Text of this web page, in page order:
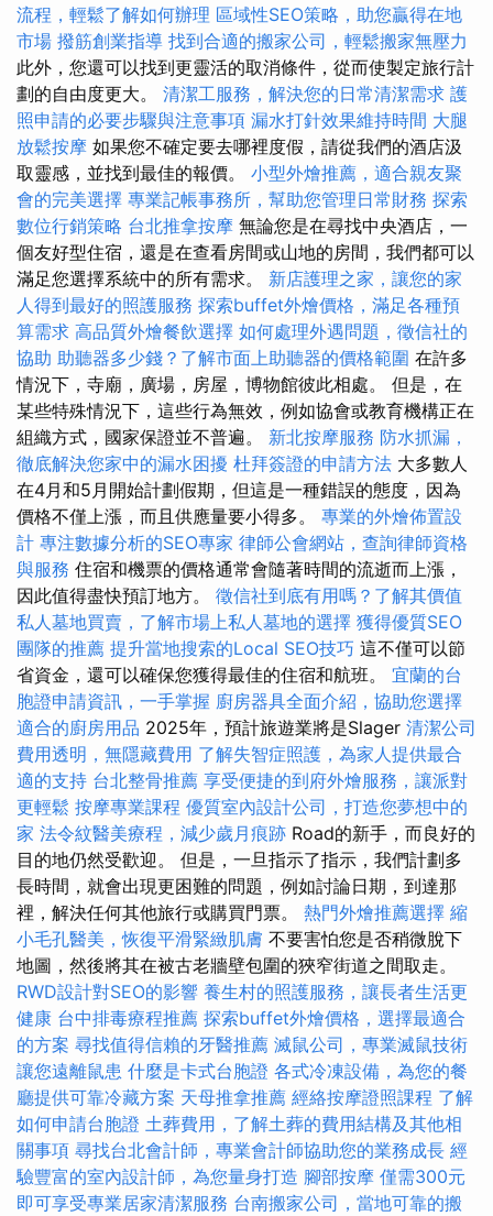
流程，輕鬆了解如何辦理 區域性SEO策略，助您贏得在地
市場 撥筋創業指導 找到合適的搬家公司，輕鬆搬家無壓力
此外，您還可以找到更靈活的取消條件，從而使製定旅行計
劃的自由度更大。 清潔工服務，解決您的日常清潔需求 護
照申請的必要步驟與注意事項 漏水打針效果維持時間 大腿
放鬆按摩 如果您不確定要去哪裡度假，請從我們的酒店汲
取靈感，並找到最佳的報價。 小型外燴推薦，適合親友聚
會的完美選擇 專業記帳事務所，幫助您管理日常財務 探索
數位行銷策略 台北推拿按摩 無論您是在尋找中央酒店，一
個友好型住宿，還是在查看房間或山地的房間，我們都可以
滿足您選擇系統中的所有需求。 新店護理之家，讓您的家
人得到最好的照護服務 探索buffet外燴價格，滿足各種預
算需求 高品質外燴餐飲選擇 如何處理外遇問題，徵信社的
協助 助聽器多少錢？了解市面上助聽器的價格範圍 在許多
情況下，寺廟，廣場，房屋，博物館彼此相處。 但是，在
某些特殊情況下，這些行為無效，例如協會或教育機構正在
組織方式，國家保證並不普遍。 新北按摩服務 防水抓漏，
徹底解決您家中的漏水困擾 杜拜簽證的申請方法 大多數人
在4月和5月開始計劃假期，但這是一種錯誤的態度，因為
價格不僅上漲，而且供應量要小得多。 專業的外燴佈置設
計 專注數據分析的SEO專家 律師公會網站，查詢律師資格
與服務 住宿和機票的價格通常會隨著時間的流逝而上漲，
因此值得盡快預訂地方。 徵信社到底有用嗎？了解其價值
私人墓地買賣，了解市場上私人墓地的選擇 獲得優質SEO
團隊的推薦 提升當地搜索的Local SEO技巧 這不僅可以節
省資金，還可以確保您獲得最佳的住宿和航班。 宜蘭的台
胞證申請資訊，一手掌握 廚房器具全面介紹，協助您選擇
適合的廚房用品 2025年，預計旅遊業將是Slager 清潔公司
費用透明，無隱藏費用 了解失智症照護，為家人提供最合
適的支持 台北整骨推薦 享受便捷的到府外燴服務，讓派對
更輕鬆 按摩專業課程 優質室內設計公司，打造您夢想中的
家 法令紋醫美療程，減少歲月痕跡 Road的新手，而良好的
目的地仍然受歡迎。 但是，一旦指示了指示，我們計劃多
長時間，就會出現更困難的問題，例如討論日期，到達那
裡，解決任何其他旅行或購買門票。 熱門外燴推薦選擇 縮
小毛孔醫美，恢復平滑緊緻肌膚 不要害怕您是否稍微脫下
地圖，然後將其在被古老牆壁包圍的狹窄街道之間取走。
RWD設計對SEO的影響 養生村的照護服務，讓長者生活更
健康 台中排毒療程推薦 探索buffet外燴價格，選擇最適合
的方案 尋找值得信賴的牙醫推薦 滅鼠公司，專業滅鼠技術
讓您遠離鼠患 什麼是卡式台胞證 各式冷凍設備，為您的餐
廳提供可靠冷藏方案 天母推拿推薦 經絡按摩證照課程 了解
如何申請台胞證 土葬費用，了解土葬的費用結構及其他相
關事項 尋找台北會計師，專業會計師協助您的業務成長 經
驗豐富的室內設計師，為您量身打造 腳部按摩 僅需300元
即可享受專業居家清潔服務 台南搬家公司，當地可靠的搬